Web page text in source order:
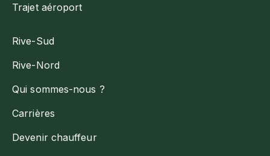
Trajet aéroport
Rive-Sud
Rive-Nord
Qui sommes-nous ?
Carrières
Devenir chauffeur